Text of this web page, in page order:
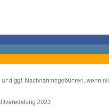
und ggf. Nachnahmegebühren, wenn
2023